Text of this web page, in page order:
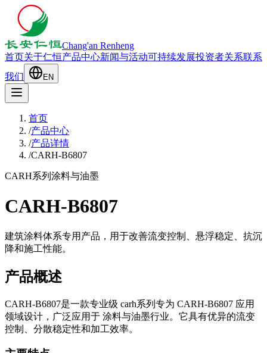
Chang'an Renheng
首页关于仁恒产品中心新闻与活动可持续发展投资者关系联系
我们
EN
首页
/产品中心
/产品详情
/CARH-B6807
CARH系列 涂料与油墨
CARH-B6807
建筑涂料体系专用产品，用于改善流变控制、悬浮稳定、抗沉
降和施工性能。
产品概述
CARH-B6807是一款专业级 carh系列 专为 CARH-B6807 应用
领域设计，广泛应用于 涂料与油墨行业。它具有优异的流变
控制、分散稳定性和加工效率。